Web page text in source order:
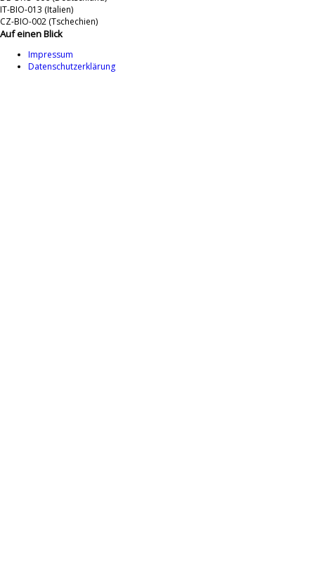
IT-BIO-013 (Italien)
CZ-BIO-002 (Tschechien)
Auf einen Blick
Impressum
Datenschutzerklärung